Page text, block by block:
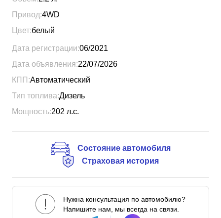
Привод:4WD
Цвет:белый
Дата регистрации:06/2021
Дата объявления:22/07/2026
КПП:Автоматический
Тип топлива:Дизель
Мощность:202 л.с.
Состояние автомобиля
Страховая история
Нужна консультация по автомобилю?
Напишите нам, мы всегда на связи.